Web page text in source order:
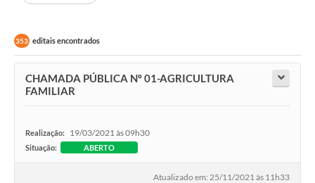
Telefones Úteis
Transparência
353 editais encontrados
CHAMADA PÚBLICA Nº 01-AGRICULTURA
FAMILIAR
Realização: 19/03/2021 às 09h30
Situação: ABERTO
Atualizado em: 25/11/2021 às 11h33